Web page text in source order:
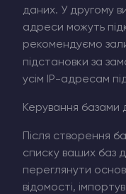
даних. У другому
адреси можуть
рекомендуємо
підстановки за
усім IP-адресам
Керування базами
Після створення
списку ваших баз
переглянути
відомості,